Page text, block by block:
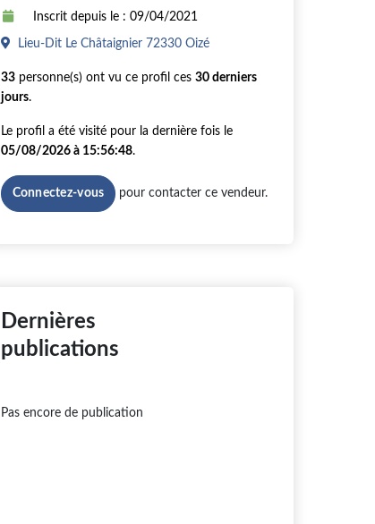
Inscrit depuis le : 09/04/2021
Lieu-Dit Le Châtaignier 72330 Oizé
33personne(s) ont vu ce profil ces 30 derniers
jours.
Le profil a été visité pour la dernière fois le
05/08/2026 à 15:56:48.
Connectez-vous pour contacter ce vendeur.
Dernières
publications
Pas encore de publication